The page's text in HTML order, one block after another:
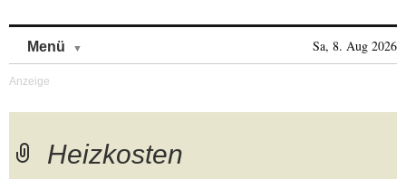
Menü Sa, 8. Aug 2026
Heizkosten